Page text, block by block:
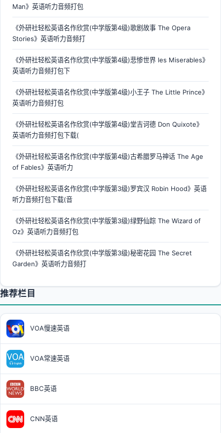
Man》英语听力音频打包
《外研社轻松英语名作欣赏(中学版第4级)歌剧故事 The Opera
Stories》英语听力音频打
《外研社轻松英语名作欣赏(中学版第4级)悲惨世界 les Miserables》
英语听力音频打包下
《外研社轻松英语名作欣赏(中学版第4级)小王子 The Little Prince》
英语听力音频打包
《外研社轻松英语名作欣赏(中学版第4级)堂吉诃德 Don Quixote》
英语听力音频打包下载(
《外研社轻松英语名作欣赏(中学版第4级)古希腊罗马神话 The Age
of Fables》英语听力
《外研社轻松英语名作欣赏(中学版第3级)罗宾汉 Robin Hood》英语
听力音频打包下载(音
《外研社轻松英语名作欣赏(中学版第3级)绿野仙踪 The Wizard of
Oz》英语听力音频打包
《外研社轻松英语名作欣赏(中学版第3级)秘密花园 The Secret
Garden》英语听力音频打
推荐栏目
VOA慢速英语
VOA常速英语
BBC英语
CNN英语